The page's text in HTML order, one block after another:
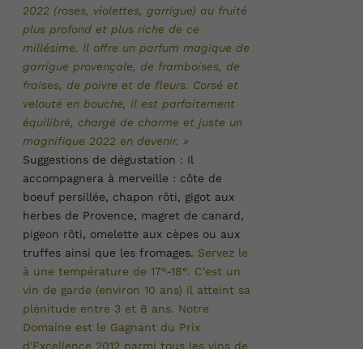
2022 (roses, violettes, garrigue) au fruité
plus profond et plus riche de ce
millésime. Il offre un parfum magique de
garrigue provençale, de framboises, de
fraises, de poivre et de fleurs. Corsé et
velouté en bouche, il est parfaitement
équilibré, chargé de charme et juste un
magnifique 2022 en devenir. »
Suggestions de dégustation : Il
accompagnera à merveille : côte de
boeuf persillée, chapon rôti, gigot aux
herbes de Provence, magret de canard,
pigeon rôti, omelette aux cèpes ou aux
truffes ainsi que les fromages. Servez le
à une température de 17°-18°. C’est un
vin de garde (environ 10 ans) il atteint sa
plénitude entre 3 et 8 ans. Notre
Domaine est le Gagnant du Prix
d'Excellence 2012 parmi tous les vins de